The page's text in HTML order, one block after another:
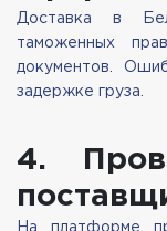
Доставка в
таможенных
документов.
задержке груза.
4.
На платформе